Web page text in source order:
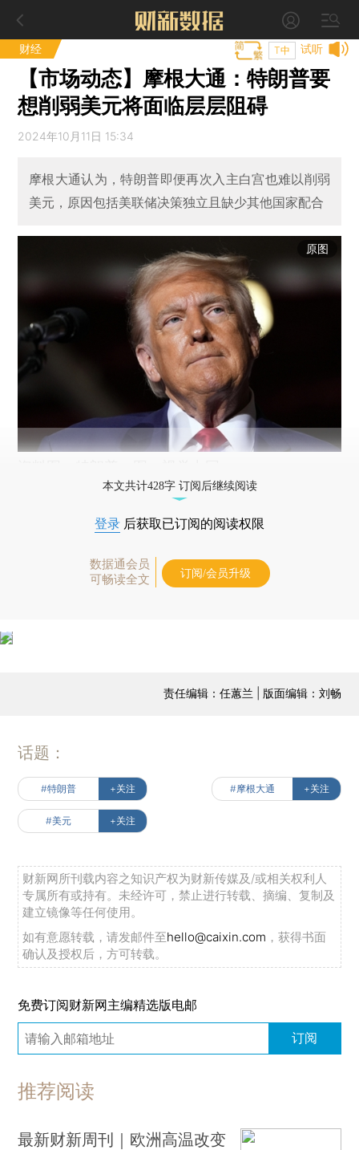
财经 试听
T中
【市场动态】摩根大通：特朗普要
想削弱美元将面临层层阻碍
2024年10月11日 15:34
摩根大通认为，特朗普即便再次入主白宫也难以削弱
美元，原因包括美联储决策独立且缺少其他国家配合
原图
本文共计428字 订阅后继续阅读
登录 后获取已订阅的阅读权限
数据通会员
可畅读全文
订阅/会员升级
责任编辑：任蕙兰 | 版面编辑：刘畅
话题：
#特朗普 +关注 #摩根大通 +关注
#美元 +关注
财新网所刊载内容之知识产权为财新传媒及/或相关权利人
专属所有或持有。未经许可，禁止进行转载、摘编、复制及
建立镜像等任何使用。
如有意愿转载，请发邮件至hello@caixin.com ，获得书面
确认及授权后，方可转载。
免费订阅财新网主编精选版电邮
订阅
推荐阅读
最新财新周刊｜欧洲高温改变